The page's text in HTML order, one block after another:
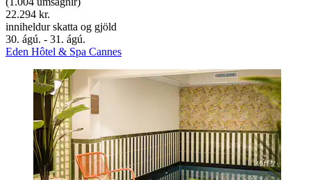
22.294 kr.
inniheldur skatta og gjöld
30. ágú. - 31. ágú.
Eden Hôtel & Spa Cannes